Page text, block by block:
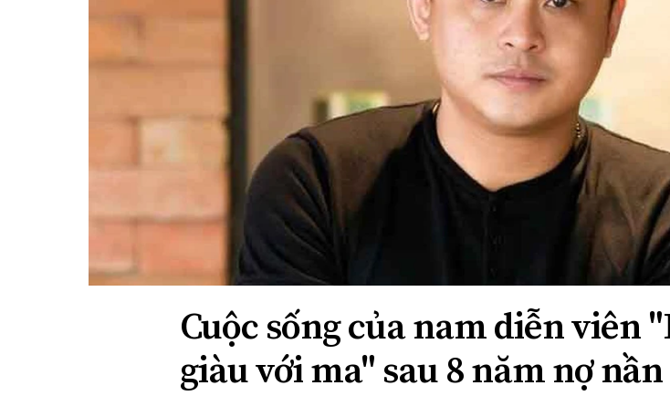
luận
Công nghệ
Quan điểm
INFOCUS
Cuộc sống của nam diễn viên
giàu với ma" sau 8 năm nợ nần